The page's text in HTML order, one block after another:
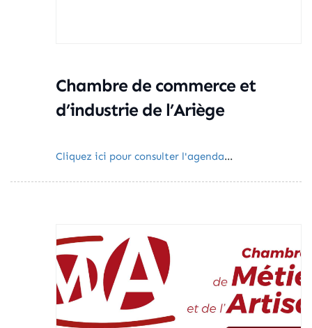
Chambre de commerce et
d’industrie de l’Ariège
Cliquez ici pour consulter l'agenda...